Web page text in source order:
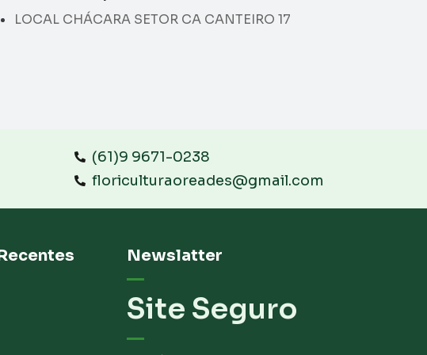
LOCAL CHÁCARA SETOR CA CANTEIRO 17
(61)9 9671-0238
floriculturaoreades@gmail.com
Newslatter
Site Seguro